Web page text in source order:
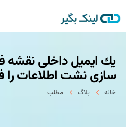
خانه
بکلینک
یك ایمیل داخلی نقشه
سازی نشت اطلاعات را
خانه بلاگ مطلب